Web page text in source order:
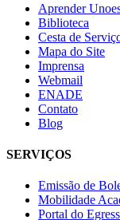
Aprender
Biblioteca
Cesta de
Mapa do Site
Imprensa
Webmail
ENADE
Contato
Blog
SERVIÇOS
Emissão de
Mobilidade
Portal do